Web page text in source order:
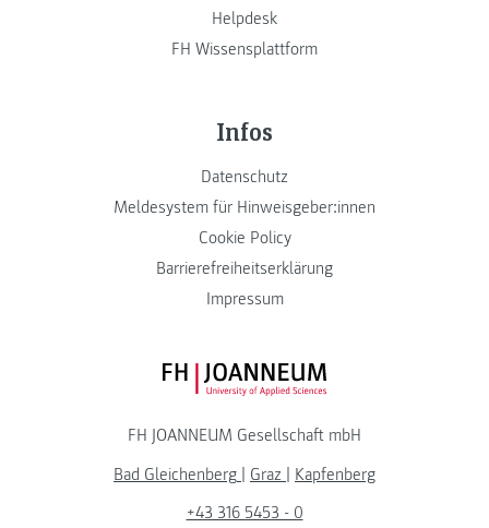
Helpdesk
FH Wissensplattform
Infos
Datenschutz
Meldesystem für Hinweisgeber:innen
Cookie Policy
Barrierefreiheitserklärung
Impressum
FH JOANNEUM Logo
FH JOANNEUM Gesellschaft mbH
Bad Gleichenberg | Graz | Kapfenberg
+43 316 5453 - 0